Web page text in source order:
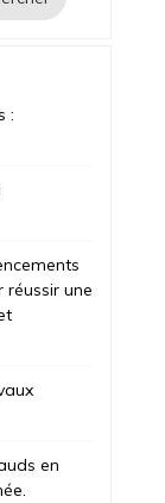
:
une
en